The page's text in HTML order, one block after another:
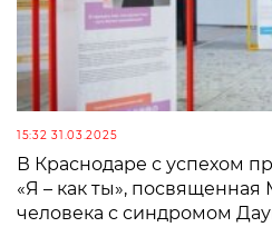
15:32 31.03.2025
В Краснодаре с успехом
«Я – как ты»,
человека с синдромом